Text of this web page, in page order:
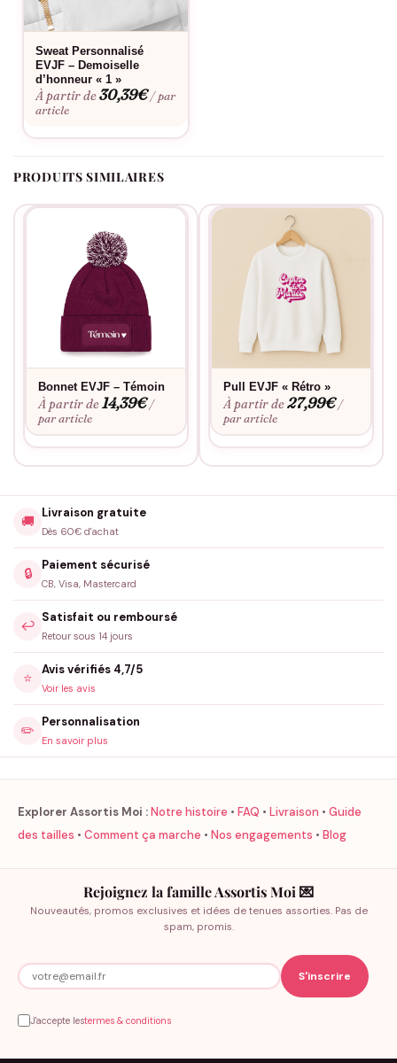
Sweat Personnalisé
EVJF – Demoiselle
d’honneur « 1 »
À partir de30,39€ / par
article
PRODUITS SIMILAIRES
Bonnet EVJF – Témoin
À partir de14,39€ /
par article
Pull EVJF « Rétro »
À partir de27,99€ /
par article
🚚
Livraison gratuite
Dès 60€ d'achat
🔒
Paiement sécurisé
CB, Visa, Mastercard
↩️
Satisfait ou remboursé
Retour sous 14 jours
⭐
Avis vérifiés 4,7/5
Voir les avis
✏️
Personnalisation
En savoir plus
Explorer Assortis Moi :Notre histoire • FAQ • Livraison • Guide
des tailles • Comment ça marche • Nos engagements • Blog
Rejoignez la famille Assortis Moi 💌
Nouveautés, promos exclusives et idées de tenues assorties. Pas de
spam, promis.
J'accepte lestermes & conditions